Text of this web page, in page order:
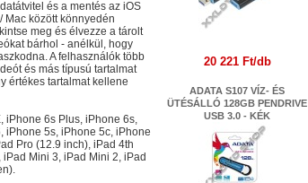
és a mentés az iOS
Mac között könnyedén
meg és élvezze a tárolt
bárhol - anélkül, hogy
A felhasználók több
és más típusú tartalmat
értékes tartalmat kellene
iPhone 6s Plus, iPhone 6s,
iPhone 5s, iPhone 5c, iPhone
Pro (12.9 inch), iPad 4th
iPad Mini 3, iPad Mini 2, iPad
20 221 Ft/db
ADATA S107 VÍZ- ÉS
ÜTÉSÁLLÓ 128GB PENDRIVE
USB 3.0 - KÉK